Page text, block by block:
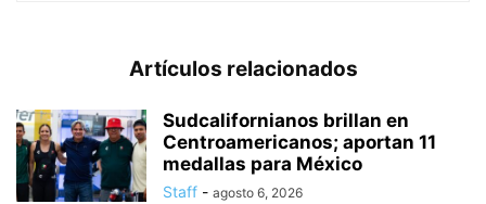
Artículos relacionados
Sudcalifornianos brillan en
Centroamericanos; aportan 11
medallas para México
Staff - agosto 6, 2026